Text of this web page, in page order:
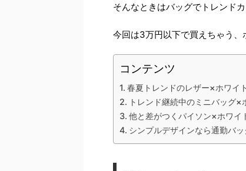
そんなときはバッグでトレンド
今回は3万円以下で買えちゃう、
コンテンツ
春夏トレンドのレザー×ホワイト
トレンド継続中のミニバッグ×
他と差がつくパイソン×ホワイ
シンプルデザインなら通勤バ